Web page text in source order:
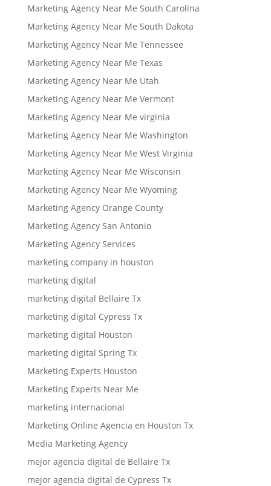
Marketing Agency Near Me South Carolina
Marketing Agency Near Me South Dakota
Marketing Agency Near Me Tennessee
Marketing Agency Near Me Texas
Marketing Agency Near Me Utah
Marketing Agency Near Me Vermont
Marketing Agency Near Me virginia
Marketing Agency Near Me Washington
Marketing Agency Near Me West Virginia
Marketing Agency Near Me Wisconsin
Marketing Agency Near Me Wyoming
Marketing Agency Orange County
Marketing Agency San Antonio
Marketing Agency Services
marketing company in houston
marketing digital
marketing digital Bellaire Tx
marketing digital Cypress Tx
marketing digital Houston
marketing digital Spring Tx
Marketing Experts Houston
Marketing Experts Near Me
marketing internacional
Marketing Online Agencia en Houston Tx
Media Marketing Agency
mejor agencia digital de Bellaire Tx
mejor agencia digital de Cypress Tx